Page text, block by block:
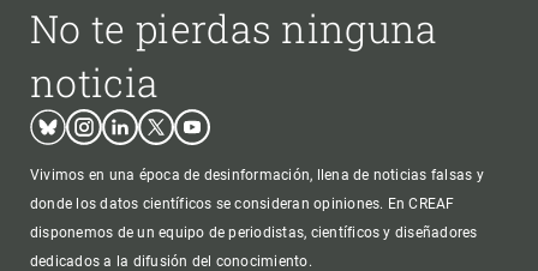
No te pierdas ninguna
noticia
BlueskyInstagram
LinkedinTwitterYoutube
Vivimos en una época de desinformación, llena de noticias falsas y
donde los datos científicos se consideran opiniones. En CREAF
disponemos de un equipo de periodistas, científicos y diseñadores
dedicados a la difusión del conocimiento.